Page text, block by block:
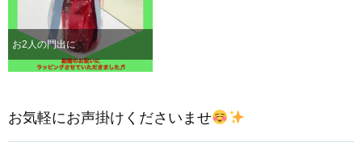
お2人の門出に
お気軽にお声掛けくださいませ